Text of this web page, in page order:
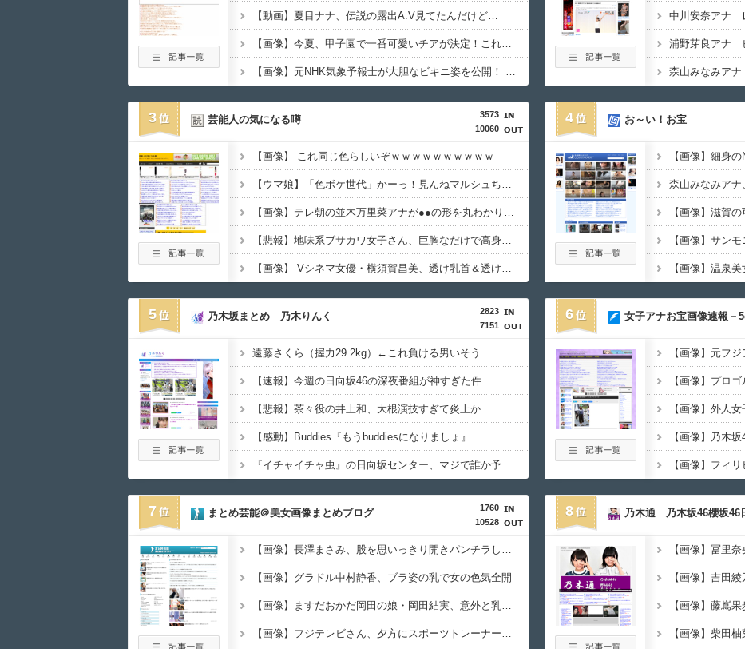
【動画】夏目ナナ、伝説の露出A.V見てたんだけど…
【画像】今夏、甲子園で一番可愛いチアが決定！これもう歴代最強なんじゃね？
【画像】元NHK気象予報士が大胆なビキニ姿を公開！ 「インパクトが令和最大」「100点」の声
3
3573
10060
芸能人の気になる噂
【画像】 これ同じ色らしいぞｗｗｗｗｗｗｗｗｗｗ
【ウマ娘】「色ボケ世代」かーっ！見んねマルシュちゃん！卑しか女達ばい！
【画像】テレ朝の並木万里菜アナが●●の形を丸わかりにしてしまう
【悲報】地味系ブサカワ女子さん、巨胸なだけで高身長彼氏ができてしまう
【画像】 Vシネマ女優・横須賀昌美、透け乳首＆透けマ○毛がHすぎる
4 お～い！お宝
【画像】細身
5
2823
7151
乃木坂まとめ 乃木りんく
遠藤さくら（握力29.2kg）←これ負ける男いそう
【速報】今週の日向坂46の深夜番組が神すぎた件
【悲報】茶々役の井上和、大根演技すぎて炎上か
【感動】Buddies『もうbuddiesになりましょ』
『イチャイチャ虫』の日向坂センター、マジで誰か予想がつかない
6 女子アナお宝画像速報－
7
1760
10528
まとめ芸能＠美女画像まとめブログ
【画像】長澤まさみ、股を思いっきり開きパンチラしちゃう
【画像】グラドル中村静香、ブラ姿の乳で女の色気全開
【画像】ますだおかだ岡田の娘・岡田結実、意外と乳デカい
【画像】フジテレビさん、夕方にスポーツトレーナーの見せブラをモロ流し
8 乃木通 乃木坂46櫻坂46
【画像】吉田
【画像】柴田